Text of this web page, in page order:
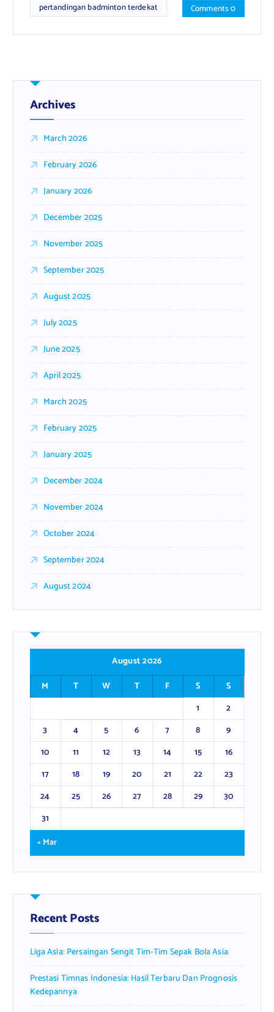
pertandingan badminton terdekat Comments 0
Archives
March 2026
February 2026
January 2026
December 2025
November 2025
September 2025
August 2025
July 2025
June 2025
April 2025
March 2025
February 2025
January 2025
December 2024
November 2024
October 2024
September 2024
August 2024
August 2026
M
T W T F S
S
1
2
3
4 5 6 7 8
9
10
11 12 13 14 15
16
17
18 19 20 21 22
23
24
25 26 27 28 29
30
31
« Mar
Recent Posts
Liga Asia: Persaingan Sengit Tim-Tim Sepak Bola Asia
Prestasi Timnas Indonesia: Hasil Terbaru Dan Prognosis
Kedepannya